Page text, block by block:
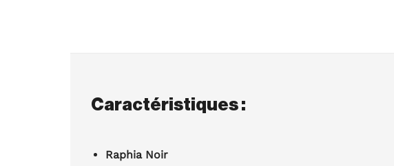
Caractéristiques :
Raphia Noir